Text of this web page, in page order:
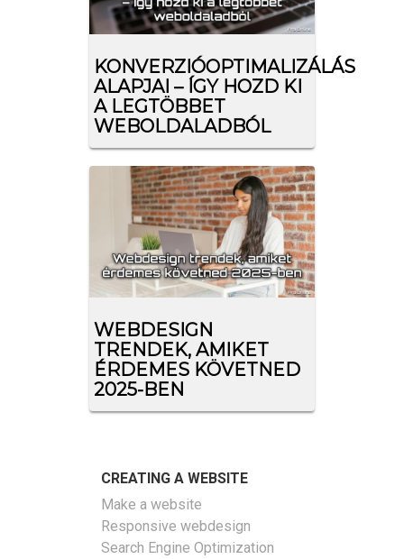
KONVERZIÓOPTIMALIZÁLÁS
ALAPJAI – ÍGY HOZD KI
A LEGTÖBBET
WEBOLDALADBÓL
WEBDESIGN
TRENDEK, AMIKET
ÉRDEMES KÖVETNED
2025-BEN
CREATING A WEBSITE
Make a website
Responsive webdesign
Search Engine Optimization